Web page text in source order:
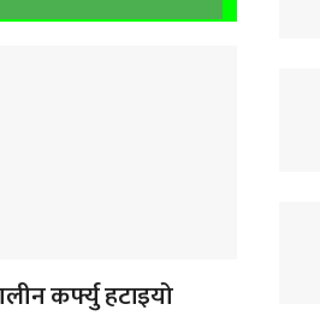
कर्फ्यु हटाइयो